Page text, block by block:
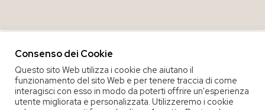
Consenso dei Cookie
Questo sito Web utilizza i cookie che aiutano il
funzionamento del sito Web e per tenere traccia di come
interagisci con esso in modo da poterti offrire un'esperienza
utente migliorata e personalizzata. Utilizzeremo i cookie